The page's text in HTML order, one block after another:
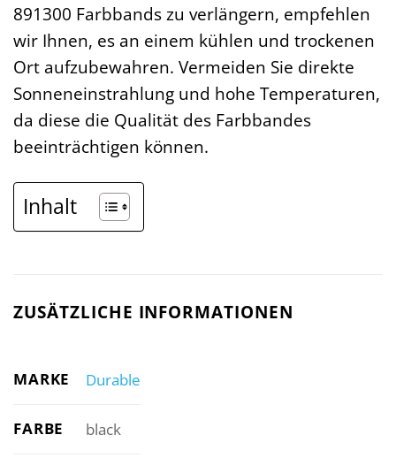
891300 Farbbands zu verlängern, empfehlen
wir Ihnen, es an einem kühlen und trockenen
Ort aufzubewahren. Vermeiden Sie direkte
Sonneneinstrahlung und hohe Temperaturen,
da diese die Qualität des Farbbandes
beeinträchtigen können.
Inhalt
ZUSÄTZLICHE INFORMATIONEN
MARKE Durable
FARBE black